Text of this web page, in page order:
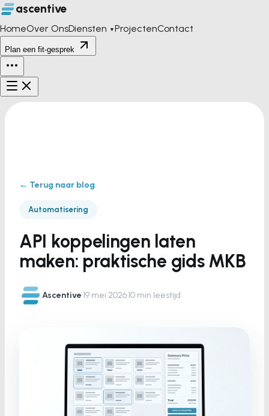
ascentive
HomeOver OnsDiensten ▼ProjectenContact
Plan een fit-gesprek
← Terug naar blog
Automatisering
API koppelingen laten
maken: praktische gids MKB
Ascentive·19 mei 2026·10 min leestijd